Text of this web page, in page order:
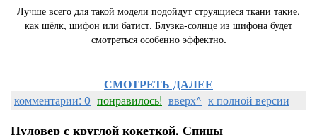
Лучше всего для такой модели подойдут струящиеся ткани такие,
как шёлк, шифон или батист. Блузка-солнце из шифона будет
смотреться особенно эффектно.
СМОТРЕТЬ ДАЛЕЕ
комментарии: 0 понравилось! вверх^ к полной версии
Пуловер с круглой кокеткой. Спицы